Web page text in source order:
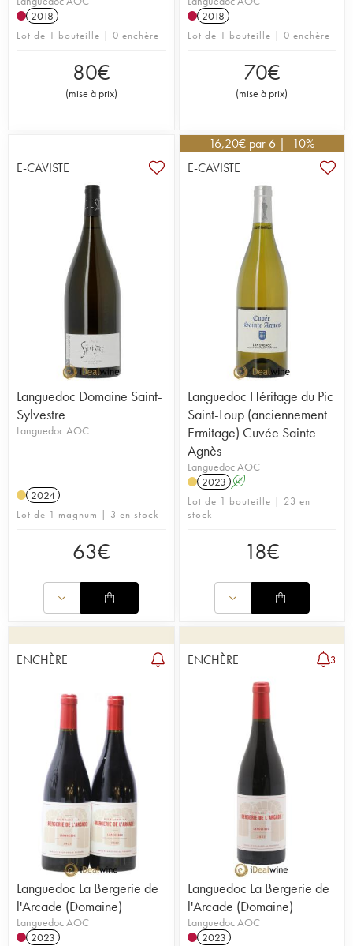
2018
Lot de 1 bouteille | 0 enchère
80€
(mise à prix)
2018
Lot de 1 bouteille | 0 enchère
70€
(mise à prix)
E-CAVISTE
Languedoc Domaine Saint-
Sylvestre
Languedoc AOC
2024
Lot de 1 magnum | 3 en stock
63€
16,20€ par 6 | -10%
E-CAVISTE
Languedoc Héritage du Pic
Saint-Loup (anciennement
Ermitage) Cuvée Sainte
Agnès
Languedoc AOC
2023 A
Lot de 1 bouteille | 23 en
stock
18€
ENCHÈRE
Languedoc La Bergerie de
l'Arcade (Domaine)
Languedoc AOC
2023
ENCHÈRE 3
Languedoc La Bergerie de
l'Arcade (Domaine)
Languedoc AOC
2023